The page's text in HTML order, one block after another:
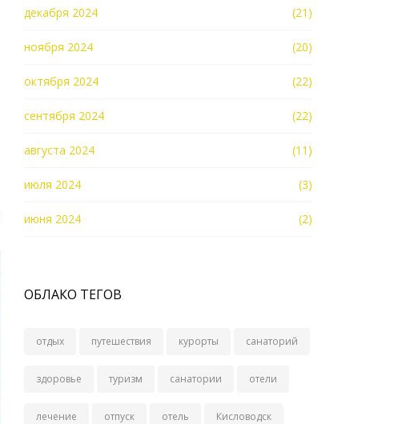
декабря 2024 (21)
ноября 2024 (20)
октября 2024 (22)
сентября 2024 (22)
августа 2024 (11)
июля 2024 (3)
июня 2024 (2)
ОБЛАКО ТЕГОВ
отдых путешествия курорты санаторий
здоровье туризм санатории отели
лечение отпуск отель Кисловодск